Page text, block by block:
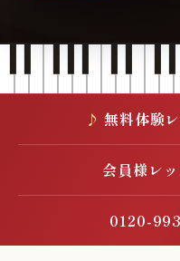
無料体験
会員様レ
0120-